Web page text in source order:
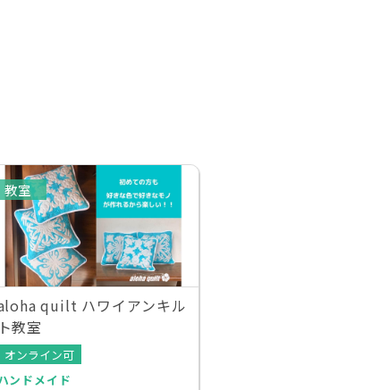
教室
quilt ハワイアンキル
ト教室
オンライン可
ンドメイド